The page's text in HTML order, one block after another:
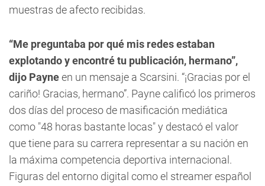
muestras de afecto recibidas.
“Me preguntaba por qué mis redes estaban
explotando y encontré tu publicación, hermano”,
dijo Payneen un mensaje a Scarsini. “¡Gracias por el
cariño! Gracias, hermano”. Paynecalificó los primeros
dos días del proceso de masificación mediática
como "48 horas bastante locas" y destacó el valor
que tiene para su carrera representar a su nación en
la máxima competencia deportiva internacional.
Figuras del entorno digital como el streamer español